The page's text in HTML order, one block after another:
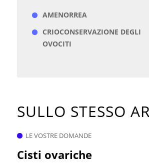
AMENORREA
CRIOCONSERVAZIONE DEGLI
OVOCITI
SULLO STESSO
LE VOSTRE DOMANDE
Cisti ovariche